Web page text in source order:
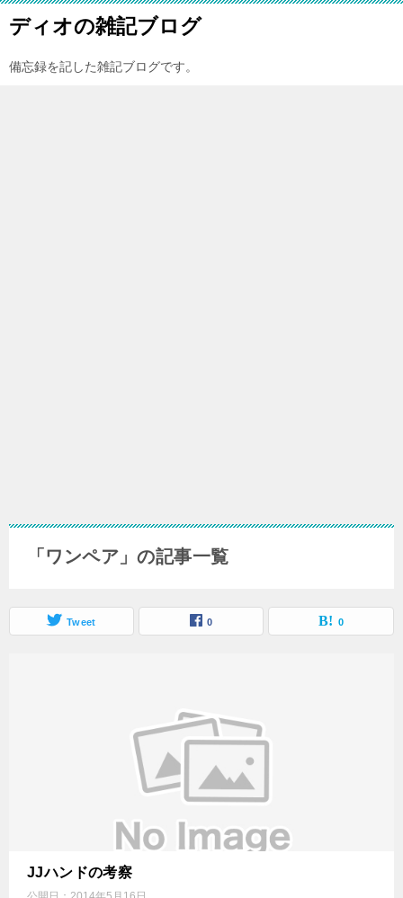
ディオの雑記ブログ
備忘録を記した雑記ブログです。
「ワンペア」の記事一覧
Tweet 0 0
JJハンドの考察